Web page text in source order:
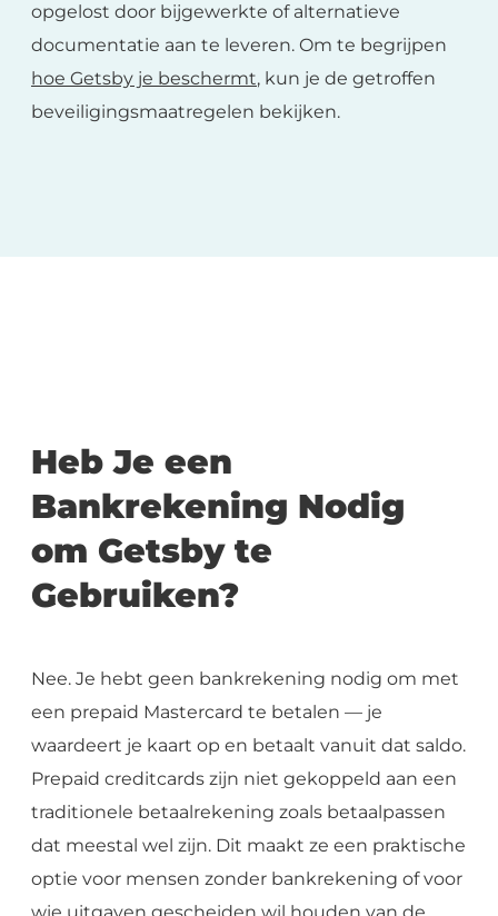
opgelost door bijgewerkte of alternatieve
documentatie aan te leveren. Om te begrijpen
hoe Getsby je beschermt, kun je de getroffen
beveiligingsmaatregelen bekijken.
Heb Je een
Bankrekening Nodig
om Getsby te
Gebruiken?
Nee. Je hebt geen bankrekening nodig om met
een prepaid Mastercard te betalen — je
waardeert je kaart op en betaalt vanuit dat saldo.
Prepaid creditcards zijn niet gekoppeld aan een
traditionele betaalrekening zoals betaalpassen
dat meestal wel zijn. Dit maakt ze een praktische
optie voor mensen zonder bankrekening of voor